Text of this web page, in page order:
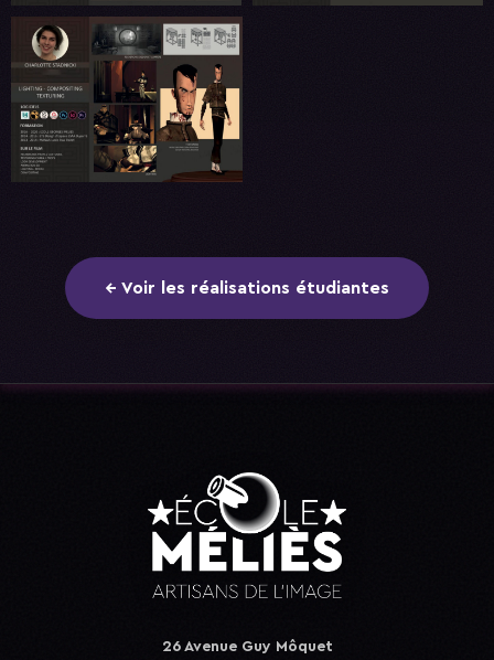
← Voir les réalisations étudiantes
26 Avenue Guy Môquet